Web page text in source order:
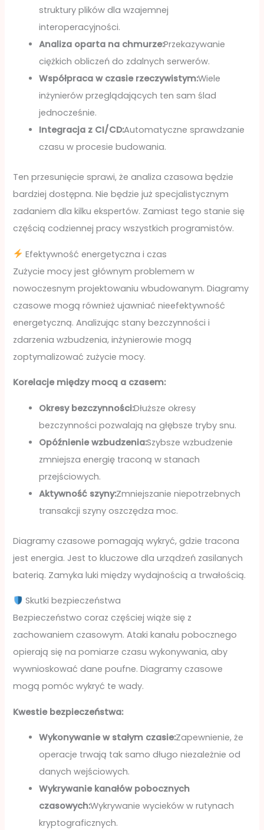
struktury plików dla wzajemnej
interoperacyjności.
Analiza oparta na chmurze:Przekazywanie
ciężkich obliczeń do zdalnych serwerów.
Współpraca w czasie rzeczywistym:Wiele
inżynierów przeglądających ten sam ślad
jednocześnie.
Integracja z CI/CD:Automatyczne sprawdzanie
czasu w procesie budowania.
Ten przesunięcie sprawi, że analiza czasowa będzie
bardziej dostępna. Nie będzie już specjalistycznym
zadaniem dla kilku ekspertów. Zamiast tego stanie się
częścią codziennej pracy wszystkich programistów.
Efektywność energetyczna i czas
Zużycie mocy jest głównym problemem w
nowoczesnym projektowaniu wbudowanym. Diagramy
czasowe mogą również ujawniać nieefektywność
energetyczną. Analizując stany bezczynności i
zdarzenia wzbudzenia, inżynierowie mogą
zoptymalizować zużycie mocy.
Korelacje między mocą a czasem:
Okresy bezczynności:Dłuższe okresy
bezczynności pozwalają na głębsze tryby snu.
Opóźnienie wzbudzenia:Szybsze wzbudzenie
zmniejsza energię traconą w stanach
przejściowych.
Aktywność szyny:Zmniejszanie niepotrzebnych
transakcji szyny oszczędza moc.
Diagramy czasowe pomagają wykryć, gdzie tracona
jest energia. Jest to kluczowe dla urządzeń zasilanych
baterią. Zamyka luki między wydajnością a trwałością.
Skutki bezpieczeństwa
Bezpieczeństwo coraz częściej wiąże się z
zachowaniem czasowym. Ataki kanału pobocznego
opierają się na pomiarze czasu wykonywania, aby
wywnioskować dane poufne. Diagramy czasowe
mogą pomóc wykryć te wady.
Kwestie bezpieczeństwa:
Wykonywanie w stałym czasie:Zapewnienie, że
operacje trwają tak samo długo niezależnie od
danych wejściowych.
Wykrywanie kanałów pobocznych
czasowych:Wykrywanie wycieków w rutynach
kryptograficznych.